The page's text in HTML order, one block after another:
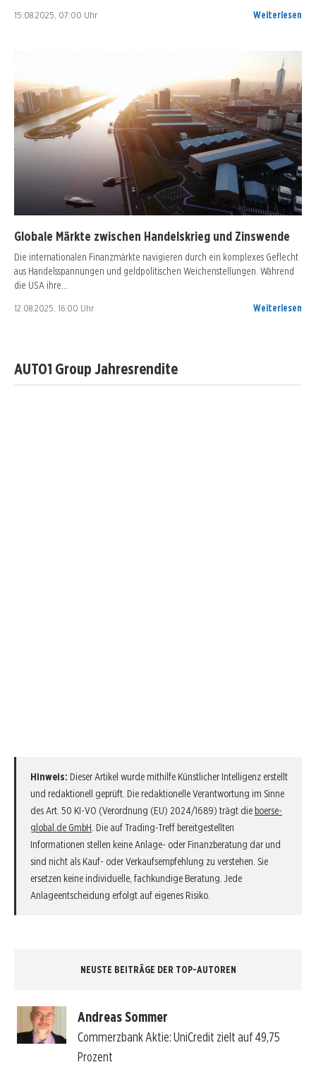
15.08.2025, 07:00 Uhr Weiterlesen
Globale Märkte zwischen Handelskrieg und Zinswende
Die internationalen Finanzmärkte navigieren durch ein komplexes Geflecht
aus Handelsspannungen und geldpolitischen Weichenstellungen. Während
die USA ihre…
12.08.2025, 16:00 Uhr Weiterlesen
AUTO1 Group Jahresrendite
Hinweis: Dieser Artikel wurde mithilfe Künstlicher Intelligenz erstellt
und redaktionell geprüft. Die redaktionelle Verantwortung im Sinne
des Art. 50 KI-VO (Verordnung (EU) 2024/1689) trägt die boerse-
global.de GmbH . Die auf Trading-Treff bereitgestellten
Informationen stellen keine Anlage- oder Finanzberatung dar und
sind nicht als Kauf- oder Verkaufsempfehlung zu verstehen. Sie
ersetzen keine individuelle, fachkundige Beratung. Jede
Anlageentscheidung erfolgt auf eigenes Risiko.
NEUSTE BEITRÄGE DER TOP-AUTOREN
Andreas Sommer
Commerzbank Aktie: UniCredit zielt auf 49,75
Prozent